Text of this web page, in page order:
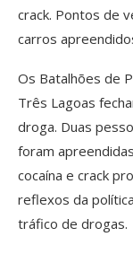
crack. Pontos de
carros
Os Batalhões de
Três Lagoas
droga. Duas
foram
cocaína e crack
reflexos da
tráfico de drogas.